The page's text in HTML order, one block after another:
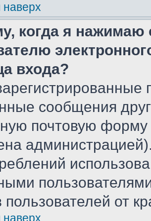
наверх
когда я нажимаю
входа?
сообщения
почтовую
пользователей от
наверх